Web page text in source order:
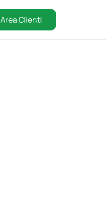
Area Clienti